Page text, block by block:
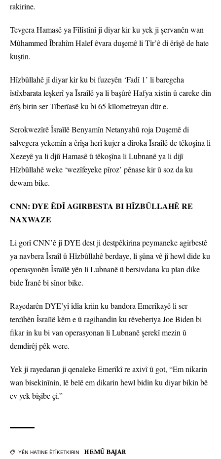
rakirine.
Tevgera Hamasê ya Fîlîstînî jî diyar kir ku yek ji şervanên wan
Mûhammed Îbrahîm Halef êvara duşemê li Tîr’ê di êrîşê de hate
kuştin.
Hîzbûllahê jî diyar kir ku bi fuzeyên ‘Fadî 1’ li baregeha
îstîxbarata leşkerî ya Îsraîlê ya li başûrê Hafya xistin û careke din
êrîş birin ser Tîberîasê ku bi 65 kîlometreyan dûr e.
Serokwezîrê Îsraîlê Benyamîn Netanyahû roja Duşemê di
salvegera yekemîn a êrîşa herî kujer a dîroka Îsraîlê de têkoşîna li
Xezeyê ya li djiî Hamasê û têkoşîna li Lubnanê ya li dijî
Hîzbûllahê weke ‘wezîfeyeke pîroz’ pênase kir û soz da ku
dewam bike.
CNN: DYE ÊDÎ AGIRBESTA BI HÎZBÛLLAHÊ RE
NAXWAZE
Li gorî CNN’ê jî DYE dest ji destpêkirina peymaneke agirbestê
ya navbera Îsraîl û Hîzbûllahê berdaye, li şûna vê jî hewl dide ku
operasyonên Îsraîlê yên li Lubnanê û bersivdana ku plan dike
bide Îranê bi sînor bike.
Rayedarên DYE’yî îdîa kriin ku bandora Emerîkayê li ser
tercîhên Îsraîlê kêm e û ragihandin ku rêveberiya Joe Biden bi
fikar in ku bi van operasyonan li Lubnanê şerekî mezin û
demdirêj pêk were.
Yek ji rayedaran ji qenaleke Emerîkî re axivî û got, “Em nikarin
wan bisekinînin, lê belê em dikarin hewl bidin ku diyar bikin bê
ev yek bişibe çi.”
YÊN HATINE ÊTÎKETKIRIN HEMÛ BAJAR